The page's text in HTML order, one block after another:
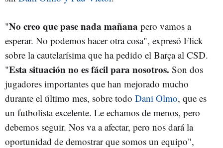
"No creo que pase nada mañana pero vamos a
esperar. No podemos hacer otra cosa", expresó Flick
sobre la cautelarísima que ha pedido el Barça al CSD.
"Esta situación no es fácil para nosotros. Son dos
jugadores importantes que han mejorado mucho
durante el último mes, sobre todo Dani Olmo, que es
un futbolista excelente. Le echamos de menos, pero
debemos seguir. Nos va a afectar, pero nos dará la
oportunidad de demostrar que somos un equipo",